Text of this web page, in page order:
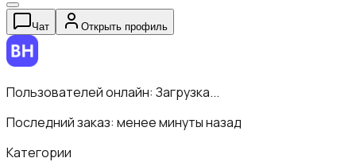
Чат Открыть профиль
Пользователей онлайн: Загрузка...
Последний заказ: менее минуты назад
Категории